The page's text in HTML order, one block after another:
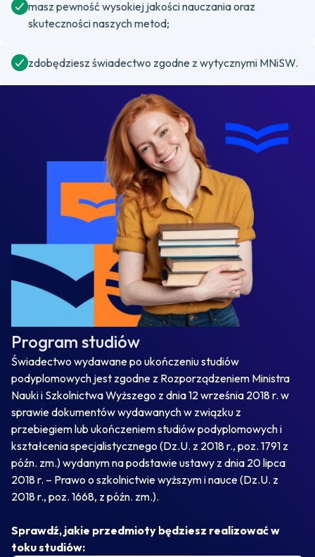
masz pewność wysokiej jakości nauczania oraz
skuteczności naszych metod;
zdobędziesz świadectwo zgodne z wytycznymi MNiSW.
Program studiów
Świadectwo wydawane po ukończeniu studiów
podyplomowych jest zgodne z Rozporządzeniem Ministra
Nauki i Szkolnictwa Wyższego z dnia 12 września 2018 r. w
sprawie dokumentów wydawanych w związku z
przebiegiem lub ukończeniem studiów podyplomowych i
kształcenia specjalistycznego (Dz.U. z 2018 r., poz. 1791 z
późn. zm.) wydanym na podstawie ustawy z dnia 20 lipca
2018 r. – Prawo o szkolnictwie wyższym i nauce (Dz.U. z
2018 r., poz. 1668, z późn. zm.).
Sprawdź, jakie przedmioty będziesz realizować w
toku studiów: